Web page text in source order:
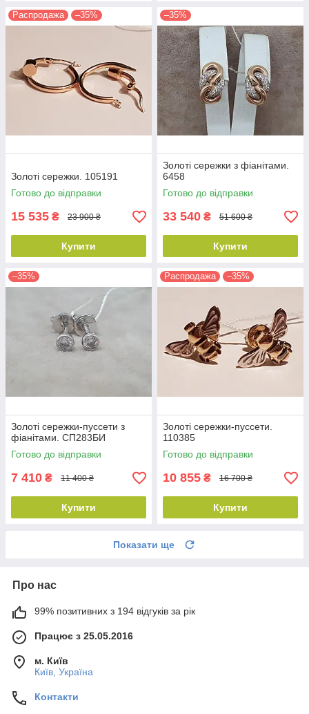
Распродажа –35%
Золоті сережки. 105191
Готово до відправки
15 535 ₴ 23 900 ₴
Купити
–35%
Золоті сережки з фіанітами.
6458
Готово до відправки
33 540 ₴ 51 600 ₴
Купити
–35%
Золоті сережки-пуссети з
фіанітами. СП283БИ
Готово до відправки
7 410 ₴ 11 400 ₴
Купити
Распродажа –35%
Золоті сережки-пуссети.
110385
Готово до відправки
10 855 ₴ 16 700 ₴
Купити
Показати ще
Про нас
99% позитивних з 194 відгуків за рік
Працює з 25.05.2016
м. Київ
Київ, Україна
Контакти